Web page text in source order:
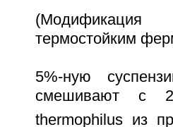
(Модификация
термостойким
5%-ную
смешивают с 2
thermophilus из